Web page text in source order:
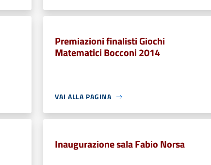
Premiazioni finalisti Giochi
Matematici Bocconi 2014
VAI ALLA PAGINA
Inaugurazione sala Fabio Norsa